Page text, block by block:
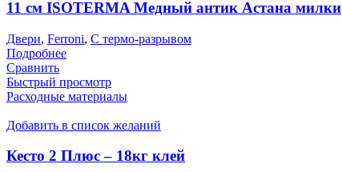
11 см ISOTERMA Медный антик Астана милки
Двери, Ferroni, С термо-разрывом
Подробнее
Сравнить
Быстрый просмотр
Расходные материалы
Добавить в список желаний
Кесто 2 Плюс – 18кг клей